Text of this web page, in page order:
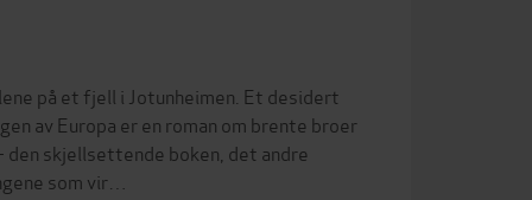
på et fjell i Jotunheimen. Et desidert
av Europa er en roman om brente broer
skjellsettende boken, det andre
som vir…